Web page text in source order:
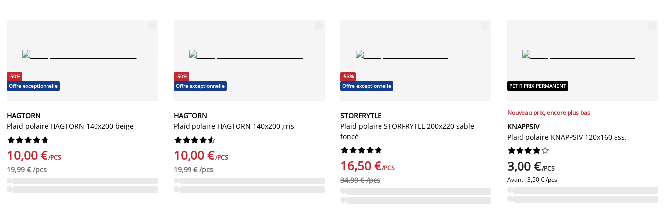
-50%
Offre exceptionnelle
HAGTORN
Plaid polaire HAGTORN 140x200 beige






10,00 €/PCS
19,99 € /pcs
-50%
Offre exceptionnelle
HAGTORN
Plaid polaire HAGTORN 140x200 gris






10,00 €/PCS
19,99 € /pcs
-53%
Offre exceptionnelle
STORFRYTLE
Plaid polaire STORFRYTLE 200x220 sable
foncé






16,50 €/PCS
34,99 € /pcs
PETIT PRIX PERMANENT
Nouveau prix, encore plus bas
KNAPPSIV
Plaid polaire KNAPPSIV 120x160 ass.






3,00 €/PCS
Avant :3,50 € /pcs